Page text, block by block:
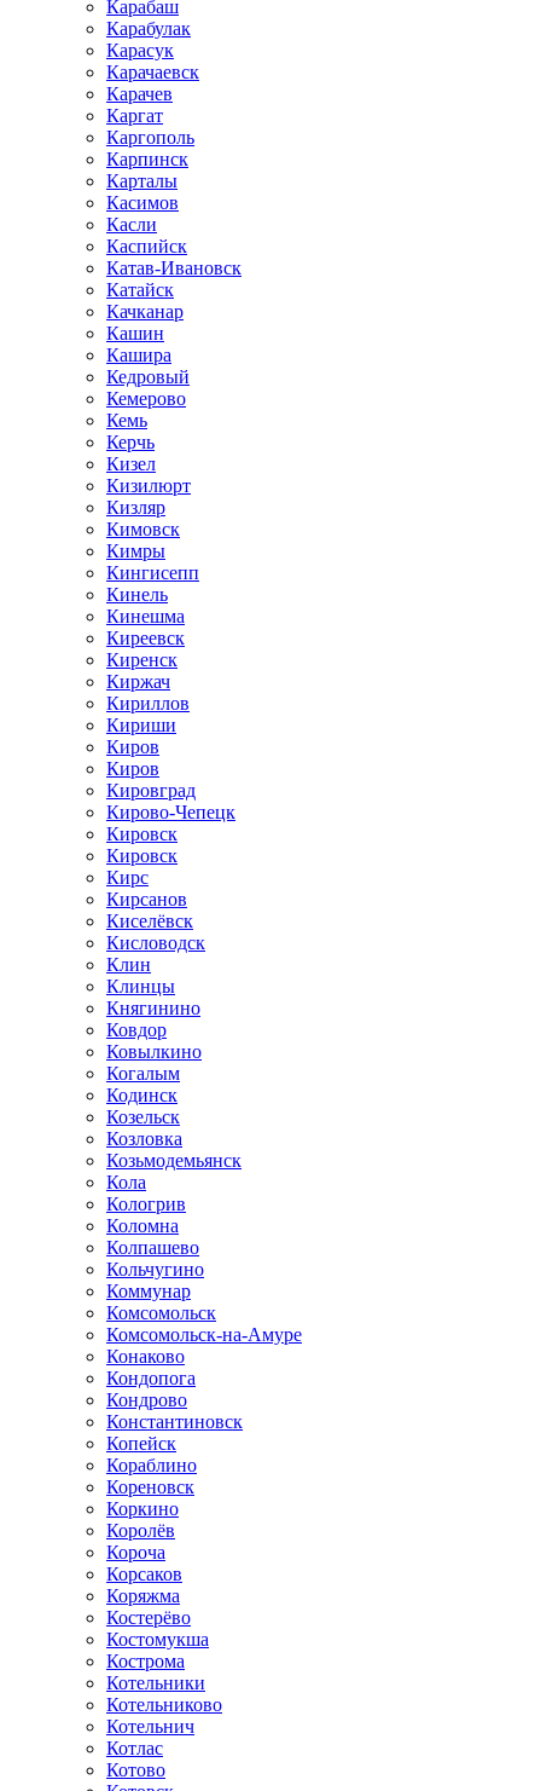
Карабаш
Карабулак
Карасук
Карачаевск
Карачев
Каргат
Каргополь
Карпинск
Карталы
Касимов
Касли
Каспийск
Катав-Ивановск
Катайск
Качканар
Кашин
Кашира
Кедровый
Кемерово
Кемь
Керчь
Кизел
Кизилюрт
Кизляр
Кимовск
Кимры
Кингисепп
Кинель
Кинешма
Киреевск
Киренск
Киржач
Кириллов
Кириши
Киров
Киров
Кировград
Кирово-Чепецк
Кировск
Кировск
Кирс
Кирсанов
Киселёвск
Кисловодск
Клин
Клинцы
Княгинино
Ковдор
Ковылкино
Когалым
Кодинск
Козельск
Козловка
Козьмодемьянск
Кола
Кологрив
Коломна
Колпашево
Кольчугино
Коммунар
Комсомольск
Комсомольск-на-Амуре
Конаково
Кондопога
Кондрово
Константиновск
Копейск
Кораблино
Кореновск
Коркино
Королёв
Короча
Корсаков
Коряжма
Костерёво
Костомукша
Кострома
Котельники
Котельниково
Котельнич
Котлас
Котово